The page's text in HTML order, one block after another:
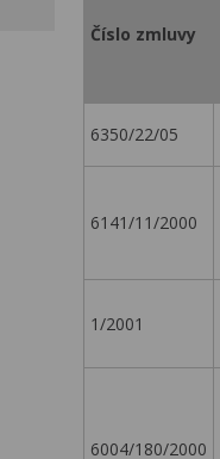
Číslo zmluvy
6350/22/05
6141/11/2000
1/2001
6004/180/2000